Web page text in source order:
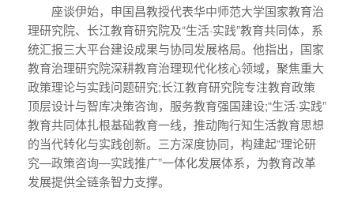
座谈伊始，申国昌教授代表华中师范大学国家教育治
理研究院、长江教育研究院及“生活·实践”教育共同体，系
统汇报三大平台建设成果与协同发展格局。他指出，国家
教育治理研究院深耕教育治理现代化核心领域，聚焦重大
政策理论与实践问题研究;长江教育研究院专注教育政策
顶层设计与智库决策咨询，服务教育强国建设;“生活·实践”
教育共同体扎根基础教育一线，推动陶行知生活教育思想
的当代转化与实践创新。三方深度协同，构建起“理论研
究—政策咨询—实践推广”一体化发展体系，为教育改革
发展提供全链条智力支撑。